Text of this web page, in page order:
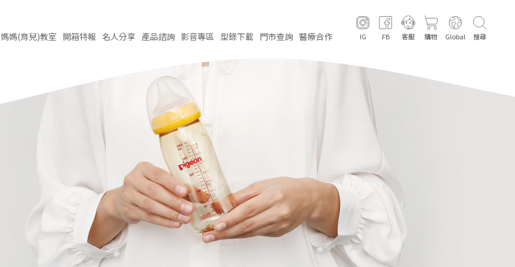
媽媽(育兒)教室 開箱特報 名人分享 產品諮詢 影音專區 型錄下載 門市查詢 醫療合作 IG FB 客服 購物 Global 搜尋